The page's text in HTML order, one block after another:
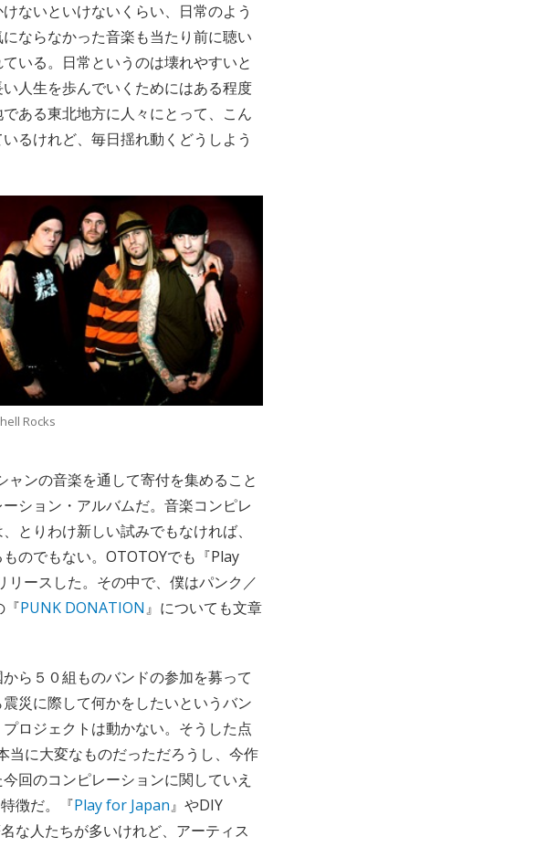
ないといけないくらい、日常のよう
ならなかった音楽も当たり前に聴い
いる。日常というのは壊れやすいと
人生を歩んでいくためにはある程度
ある東北地方に人々にとって、こん
るけれど、毎日揺れ動くどうしよう
Rocks
ンの音楽を通して寄付を集めること
ション・アルバムだ。音楽コンピレ
とりわけ新しい試みでもなければ、
のでもない。OTOTOYでも『Play
ースした。その中で、僕はパンク／
『PUNK DONATION』についても文章
ら５０組ものバンドの参加を募って
災に際して何かをしたいというバン
ロジェクトは動かない。そうした点
当に大変なものだっただろうし、今作
回のコンピレーションに関していえ
徴だ。『Play for Japan』やDIY
な人たちが多いけれど、アーティス